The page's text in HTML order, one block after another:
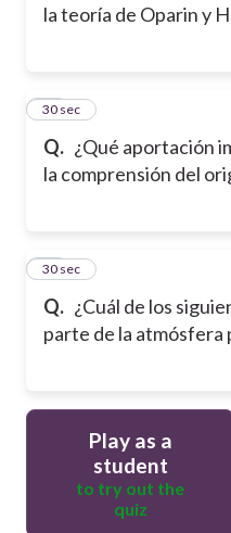
la teoría de Oparin y
Q. ¿Qué aportación
la comprensión del
10
30 sec
Q. ¿Cuál de los
parte de la atmósfera
11
30 sec
Play as a
student
to try out the
quiz